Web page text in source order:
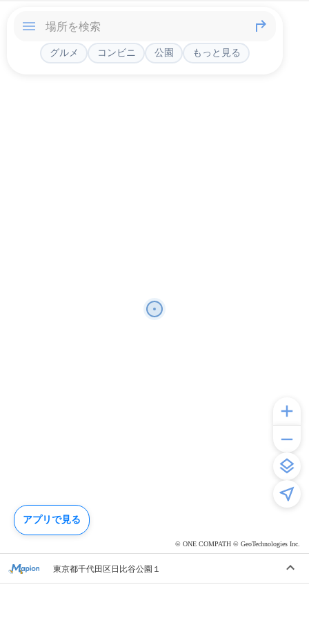
© ONE COMPATH © GeoTechnologies Inc.
グルメ コンビニ 公園 もっと見る
東京都千代田区日比谷公園１
アプリで見る